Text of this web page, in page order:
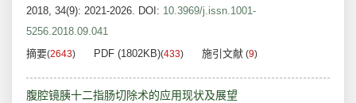
2018, 34(9): 2021-2026. DOI: 10.3969/j.issn.1001-
5256.2018.09.041
摘要(2643) PDF (1802KB)(433) 施引文献 (9)
腹腔镜胰十二指肠切除术的应用现状及展望